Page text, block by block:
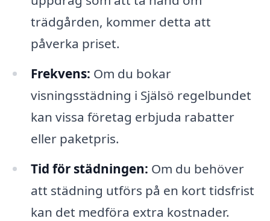
trädgården, kommer detta att
påverka priset.
Frekvens: Om du bokar
visningsstädning i Själsö regelbundet
kan vissa företag erbjuda rabatter
eller paketpris.
Tid för städningen: Om du behöver
att städning utförs på en kort tidsfrist
kan det medföra extra kostnader.